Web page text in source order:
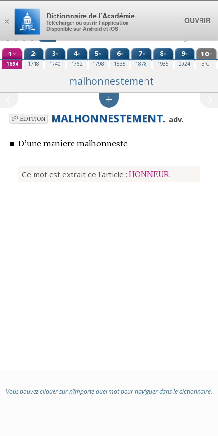
Aller au contenu
1 re
1694
2e
1718
3e
1740
4e
1762
5e
1798
6e
1835
7e
1878
8e
1935
9e
2024
10e
E.C.
malhonnestement
1reÉDITION MALHONNESTEMENT. adv.
■ D’une maniere malhonneste.
Ce mot est extrait de l'article : HONNEUR.
Vous pouvez cliquer sur n’importe quel mot pour naviguer dans le dictionnaire.
×
Dictionnaire de l’Académie
Télécharger ou ouvrir l’application
Disponible sur Android et iOS
OUVRIR